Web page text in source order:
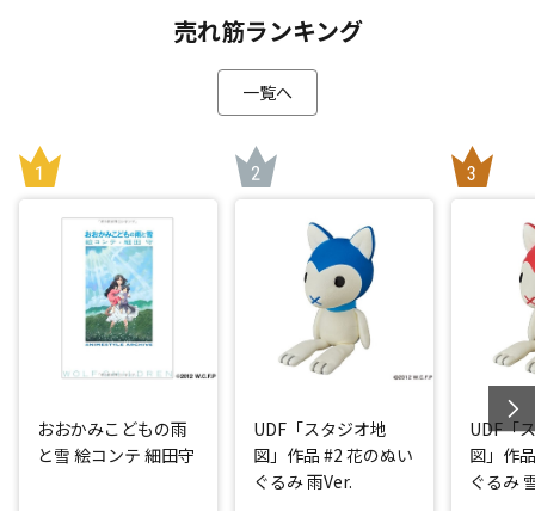
売れ筋ランキング
一覧へ
おおかみこどもの雨
と雪 絵コンテ 細田守
UDF「スタジオ地
図」作品 #2 花のぬい
ぐるみ 雨Ver.
UDF「
図」作
ぐるみ